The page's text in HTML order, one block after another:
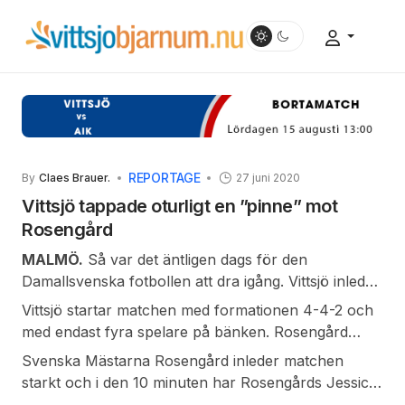
By Claes Brauer. REPORTAGE 27 juni 2020
Vittsjö tappade oturligt en ”pinne” mot
Rosengård
MALMÖ. Så var det äntligen dags för den
Damallsvenska fotbollen att dra igång. Vittsjö inleder
med att på bortaplan möta regerande svenska
Mästarna, Rosengård. På grund av rådande
Vittsjö startar matchen med formationen 4-4-2 och
med endast fyra spelare på bänken. Rosengård
ställer upp med en något mer offensiv
laguppställning 3-5-2 men med hela sju spelare som
Svenska Mästarna Rosengård inleder matchen
starkt och i den 10 minuten har Rosengårds Jessica